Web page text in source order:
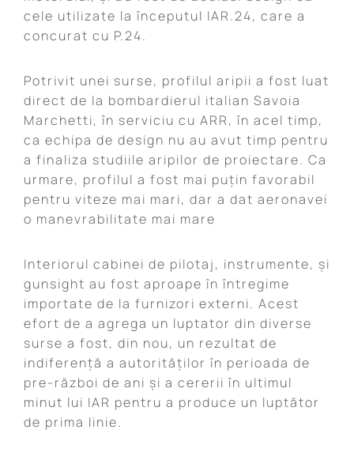
cele utilizate la începutul IAR.24, care a
concurat cu P.24.
Potrivit unei surse, profilul aripii a fost luat
direct de la bombardierul italian Savoia
Marchetti, în serviciu cu ARR, în acel timp,
ca echipa de design nu au avut timp pentru
a finaliza studiile aripilor de proiectare. Ca
urmare, profilul a fost mai puțin favorabil
pentru viteze mai mari, dar a dat aeronavei
o manevrabilitate mai mare
Interiorul cabinei de pilotaj, instrumente, și
gunsight au fost aproape în întregime
importate de la furnizori externi. Acest
efort de a agrega un luptator din diverse
surse a fost, din nou, un rezultat de
indiferență a autorităților în perioada de
pre-război de ani și a cererii în ultimul
minut lui IAR pentru a produce un luptător
de prima linie.